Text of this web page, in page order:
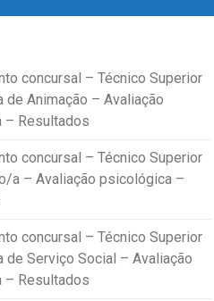
concursal – Técnico Superior
de Animação – Avaliação
– Resultados
concursal – Técnico Superior
a – Avaliação psicológica –
concursal – Técnico Superior
de Serviço Social – Avaliação
– Resultados